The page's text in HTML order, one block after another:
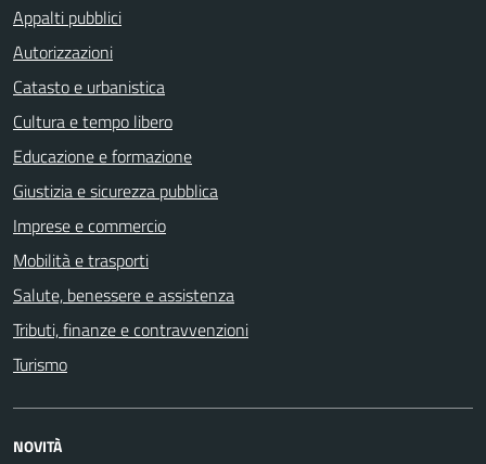
Appalti pubblici
Autorizzazioni
Catasto e urbanistica
Cultura e tempo libero
Educazione e formazione
Giustizia e sicurezza pubblica
Imprese e commercio
Mobilità e trasporti
Salute, benessere e assistenza
Tributi, finanze e contravvenzioni
Turismo
NOVITÀ